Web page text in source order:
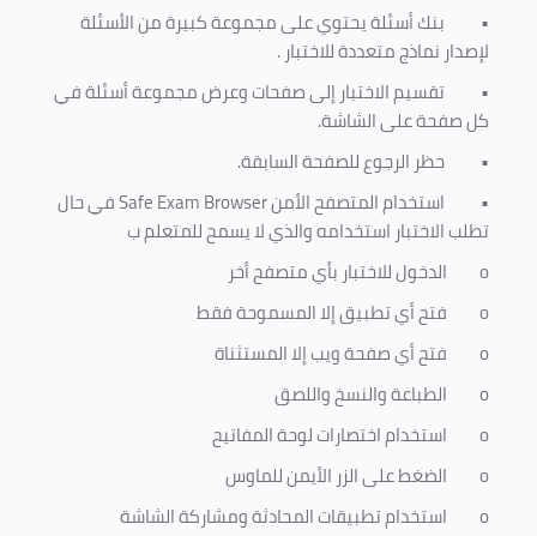
• بنك أسئلة يحتوي على مجموعة كبيرة من الأسئلة
لإصدار نماذج متعددة للاختبار.
• تقسيم الاختبار إلى صفحات وعرض مجموعة أسئلة في
كل صفحة على الشاشة.
• حظر الرجوع للصفحة السابقة.
• استخدام المتصفح الأمنSafe Exam Browserفي حال
تطلب الاختبار استخدامه والذي لا يسمح للمتعلم ب
o
الدخول للاختبار بأي متصفح أخر
o
فتح أي تطبيق إلا المسموحة فقط
o
فتح أي صفحة ويب إلا المستثناة
o
الطباعة والنسخ واللصق
o
استخدام اختصارات لوحة المفاتيح
o
الضغط على الزر الأيمن للماوس
o
استخدام تطبيقات المحادثة ومشاركة الشاشة